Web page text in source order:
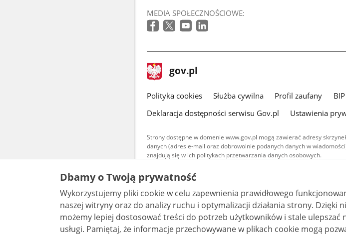
MEDIA SPOŁECZNOŚCIOWE:
stopka
gov.pl Strona
gov.pl
gov.pl
Polityka cookies Służba cywilna Profil zaufany BIP
Deklaracja dostępności serwisu Gov.pl
Ustawienia
Strony dostępne w domenie www.gov.pl mogą zawierać adresy
danych (adres e-mail oraz dobrowolnie podanych danych w
znajdują się w ich politykach przetwarzania danych osobowych.
Treści tekstowe publikowane w serwisie (z wyłączeniem
udostępniane na licencji typu Creative Commons:
warunkach 4.0 (CC BY-SA 4.0). Materiały audiowizualne,
są udostępniane na licencji typu Creative Commons:
bez utworów zależnych 4.0 (CC BY-NC-ND 4.0), o ile nie
Dbamy o Twoją prywatność
Wykorzystujemy pliki cookie w celu zapewnienia prawidłowego
naszej witryny oraz do analizy ruchu i optymalizacji działania strony. Dzięki nim
możemy lepiej dostosować treści do potrzeb użytkowników i stale ulepszać
usługi. Pamiętaj, że informacje przechowywane w plikach cookie mogą pozwalać na